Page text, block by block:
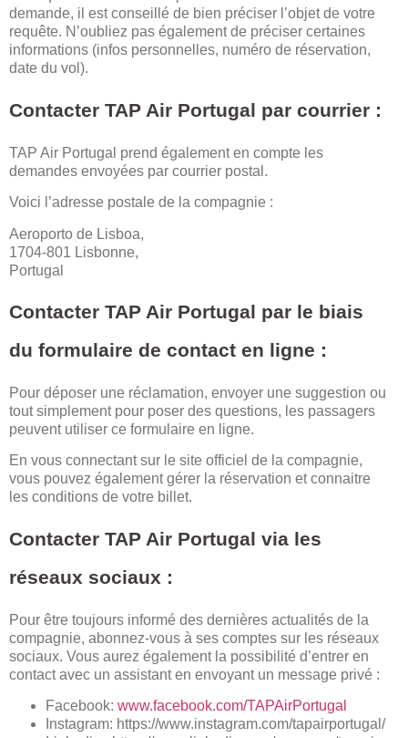
demande, il est conseillé de bien préciser l’objet de votre
requête. N’oubliez pas également de préciser certaines
informations (infos personnelles, numéro de réservation,
date du vol).
Contacter TAP Air Portugal par courrier :
TAP Air Portugal prend également en compte les
demandes envoyées par courrier postal.
Voici l’adresse postale de la compagnie :
Aeroporto de Lisboa,
1704-801 Lisbonne,
Portugal
Contacter TAP Air Portugal par le biais
du formulaire de contact en ligne :
Pour déposer une réclamation, envoyer une suggestion ou
tout simplement pour poser des questions, les passagers
peuvent utiliser ce formulaire en ligne.
En vous connectant sur le site officiel de la compagnie,
vous pouvez également gérer la réservation et connaitre
les conditions de votre billet.
Contacter TAP Air Portugal via les
réseaux sociaux :
Pour être toujours informé des dernières actualités de la
compagnie, abonnez-vous à ses comptes sur les réseaux
sociaux. Vous aurez également la possibilité d’entrer en
contact avec un assistant en envoyant un message privé :
Facebook: www.facebook.com/TAPAirPortugal
Instagram: https://www.instagram.com/tapairportugal/